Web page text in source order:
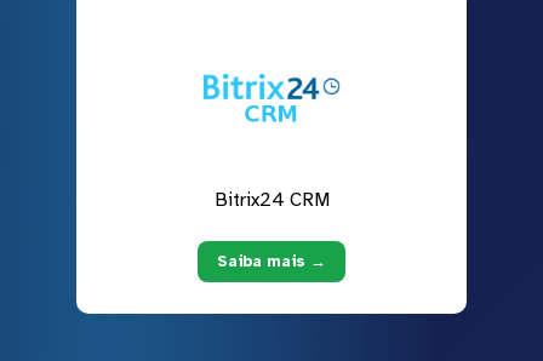
Bitrix24 CRM
Saiba mais →